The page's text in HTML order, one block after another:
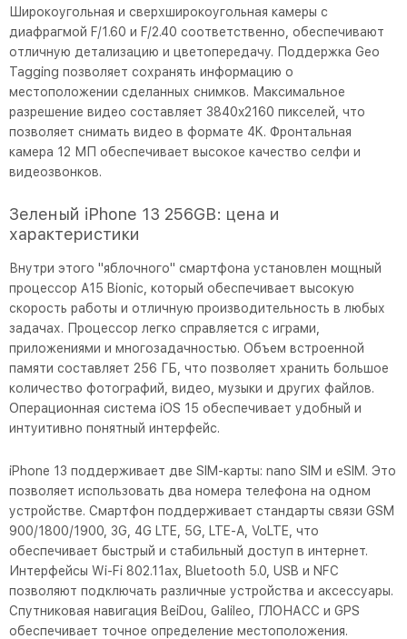
Широкоугольная и сверхширокоугольная камеры с
диафрагмой F/1.60 и F/2.40 соответственно, обеспечивают
отличную детализацию и цветопередачу. Поддержка Geo
Tagging позволяет сохранять информацию о
местоположении сделанных снимков. Максимальное
разрешение видео составляет 3840x2160 пикселей, что
позволяет снимать видео в формате 4K. Фронтальная
камера 12 МП обеспечивает высокое качество селфи и
видеозвонков.
Зеленый iPhone 13 256GB: цена и
характеристики
Внутри этого "яблочного" смартфона установлен мощный
процессор A15 Bionic, который обеспечивает высокую
скорость работы и отличную производительность в любых
задачах. Процессор легко справляется с играми,
приложениями и многозадачностью. Объем встроенной
памяти составляет 256 ГБ, что позволяет хранить большое
количество фотографий, видео, музыки и других файлов.
Операционная система iOS 15 обеспечивает удобный и
интуитивно понятный интерфейс.
iPhone 13 поддерживает две SIM-карты: nano SIM и eSIM. Это
позволяет использовать два номера телефона на одном
устройстве. Смартфон поддерживает стандарты связи GSM
900/1800/1900, 3G, 4G LTE, 5G, LTE-A, VoLTE, что
обеспечивает быстрый и стабильный доступ в интернет.
Интерфейсы Wi-Fi 802.11ax, Bluetooth 5.0, USB и NFC
позволяют подключать различные устройства и аксессуары.
Спутниковая навигация BeiDou, Galileo, ГЛОНАСС и GPS
обеспечивает точное определение местоположения.